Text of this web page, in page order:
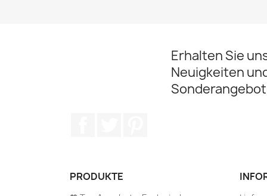
Erhalten Sie
Neuigkeiten
PRODUKTE